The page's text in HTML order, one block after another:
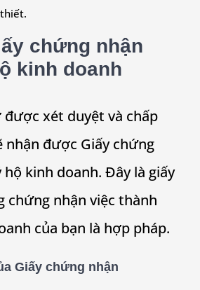
chứng nhận
kinh doanh
được xét duyệt và chấp
nhận được Giấy chứng
hộ kinh doanh. Đây là giấy
chứng nhận việc thành
của bạn là hợp pháp.
Giấy chứng nhận